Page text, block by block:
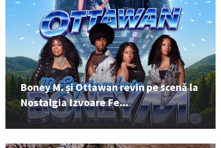
Boney M. și Ottawan revin pe scenă la
Nostalgia Izvoare Fe...